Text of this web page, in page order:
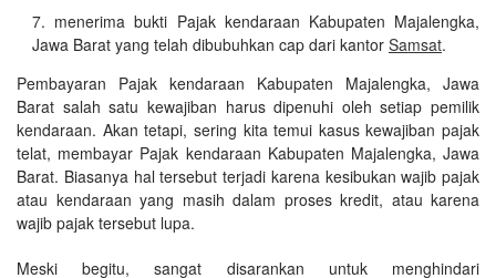
menerima bukti Pajak kendaraan Kabupaten Majalengka,
Jawa Barat yang telah dibubuhkan cap dari kantor Samsat.
Pembayaran Pajak kendaraan Kabupaten Majalengka, Jawa
Barat salah satu kewajiban harus dipenuhi oleh setiap pemilik
kendaraan. Akan tetapi, sering kita temui kasus kewajiban pajak
telat, membayar Pajak kendaraan Kabupaten Majalengka, Jawa
Barat. Biasanya hal tersebut terjadi karena kesibukan wajib pajak
atau kendaraan yang masih dalam proses kredit, atau karena
wajib pajak tersebut lupa.
Meski begitu, sangat disarankan untuk menghindari